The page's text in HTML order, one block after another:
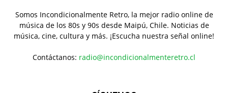
Somos Incondicionalmente Retro, la mejor radio online de
música de los 80s y 90s desde Maipú, Chile. Noticias de
música, cine, cultura y más. ¡Escucha nuestra señal online!
Contáctanos: radio@incondicionalmenteretro.cl